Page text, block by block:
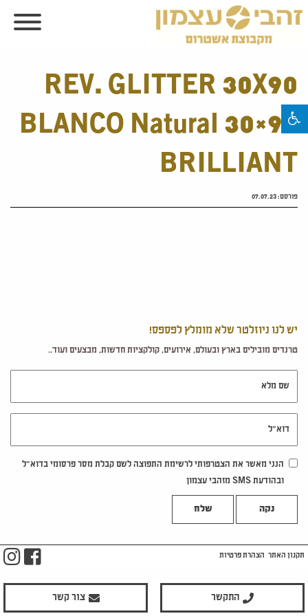
REV. GLITTER 30X90
BLANCO Natural 30×90
BRILLIANT
פורסם:07.07.23
יש לנו ניוזלטר שלא מומלץ לפספס!
טרנדים מובילים בארץ ובעולם, אירועים, קולקציות חדשות, מבצעים ועוד..
הנני מאשר את הצטרפותי לרשימת התפוצה לשם קבלת מסר פרסומי בדוא"ל
ובהודעת SMS מזהבי עצמון
נקה
התקשר צור קשר
תקנון האתר הצהרת פרטיות